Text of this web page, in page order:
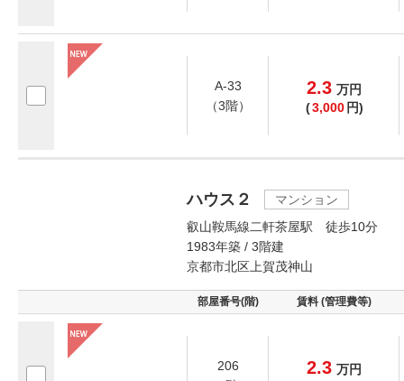
A-33
（3階）
2.3 万円
(3,000 円)
ハウス２
マンション
叡山鞍馬線二軒茶屋駅 徒歩10分
1983年築 / 3階建
京都市北区上賀茂神山
部屋番号(階) 賃料 (管理費等)
206
2.3 万円